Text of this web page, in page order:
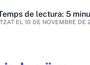
de lectura: 5
EL 10 DE NOVEMBRE DE